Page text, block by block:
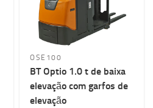
OSE100
BT Optio 1.0 t de baixa
elevação com garfos de
elevação